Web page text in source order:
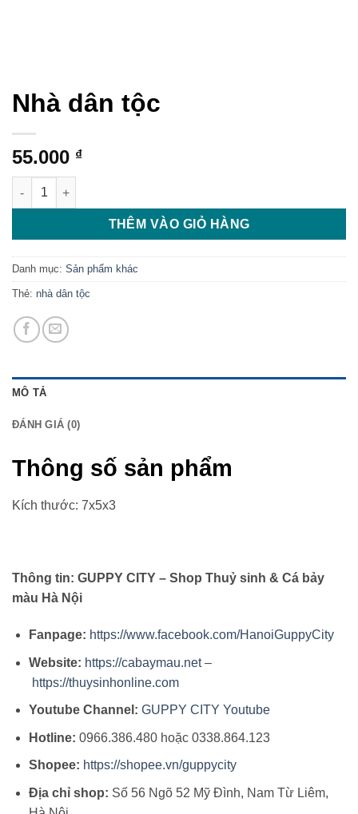
Nhà dân tộc
55.000 ₫
Nhà dân tộc số lượng
THÊM VÀO GIỎ HÀNG
Danh mục: Sản phẩm khác
Thẻ: nhà dân tộc
MÔ TẢ
ĐÁNH GIÁ (0)
Thông số sản phẩm
Kích thước: 7x5x3
Thông tin: GUPPY CITY – Shop Thuỷ sinh & Cá bảy
màu Hà Nội
Fanpage: https://www.facebook.com/HanoiGuppyCity
Website: https://cabaymau.net–
https://thuysinhonline.com
Youtube Channel: GUPPY CITY Youtube
Hotline: 0966.386.480 hoặc 0338.864.123
Shopee: https://shopee.vn/guppycity
Địa chỉ shop: Số 56 Ngõ 52 Mỹ Đình, Nam Từ Liêm,